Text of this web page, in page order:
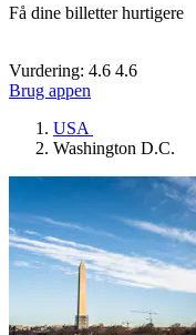
Få dine billetter hurtigere
Vurdering: 4.6 4.6
Brug appen
USA
Washington D.C.